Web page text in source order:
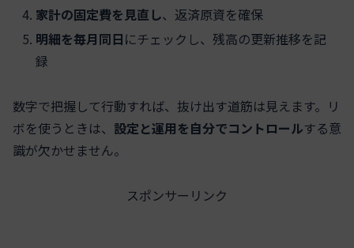
家計の固定費を見直し、返済原資を確保
明細を毎月同日にチェックし、残高の更新推移を記
録
数字で把握して行動すれば、抜け出す道筋は見えます。リ
ボを使うときは、 設定と運用を自分でコントロールする意
識が欠かせません。
スポンサーリンク